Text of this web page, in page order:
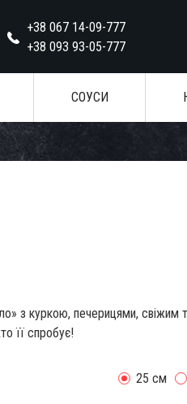
+38 067 14-09-777
+38 093 93-05-777
СОУСИ
з куркою, печерицями, свіжим
її спробує!
25 см